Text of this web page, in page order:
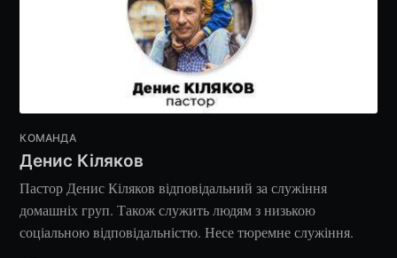
КОМАНДА
Денис Кіляков
Пастор Денис Кіляков відповідальний за служіння
домашніх груп. Також служить людям з низькою
соціальною відповідальністю. Несе тюремне служіння.